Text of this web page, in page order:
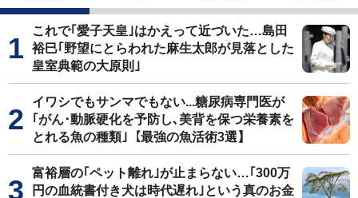
これで｢愛子天皇｣はかえって近づいた…島田
裕巳｢野望にとらわれた麻生太郎が見落とした
皇室典範の大原則｣
イワシでもサンマでもない...糖尿病専門医が
｢がん･動脈硬化を予防し､美背を保つ栄養素を
とれる魚の種類｣【最強の魚活術3選】
富裕層の｢ペット離れ｣が止まらない…｢300万
円の血統書付き犬は時代遅れ｣という真のお金